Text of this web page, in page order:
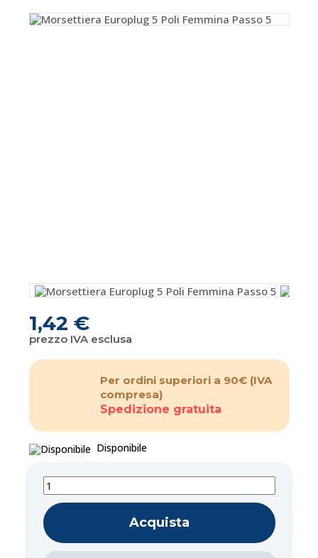
1,42 €
prezzo IVA esclusa
Per ordini superiori a 90€ (IVA
compresa)
Spedizione gratuita
Disponibile
Acquista